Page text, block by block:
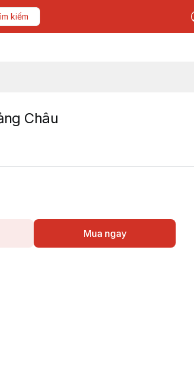
kiếm
Châu
Mua ngay